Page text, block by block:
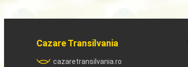
Cazare Transilvania
cazaretransilvania.ro